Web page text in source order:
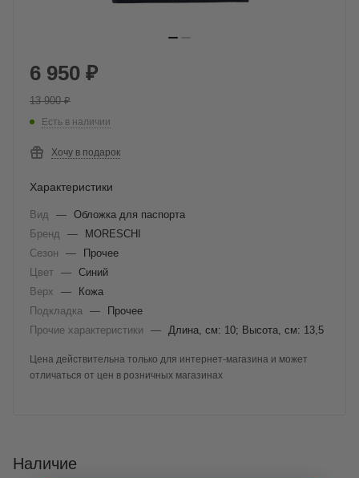
6 950 ₽
13 900₽
Есть в наличии
Хочу в подарок
Характеристики
Вид — Обложка для паспорта
Бренд
—
MORESCHI
Сезон
—
Прочее
Цвет — Синий
Верх
—
Кожа
Подкладка
—
Прочее
Прочие характеристики
— Длина, см: 10; Высота, см: 13,5
Цена действительна только для интернет-магазина и может
отличаться от цен в розничных магазинах
Наличие